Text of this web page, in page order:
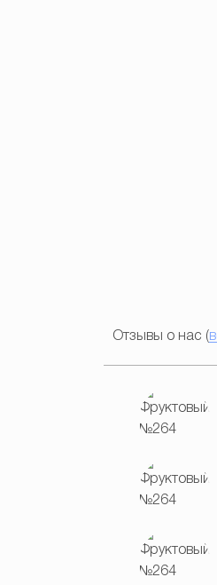
Отзывы о нас (